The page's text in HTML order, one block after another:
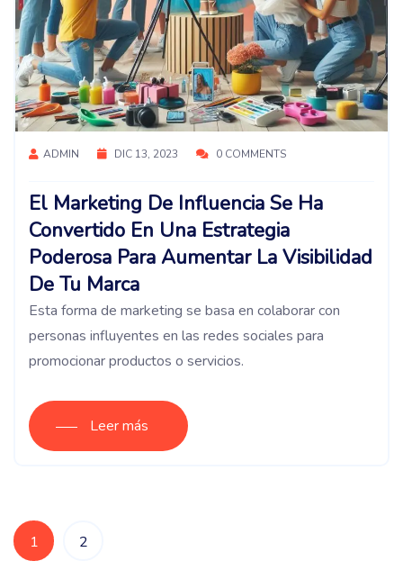
ADMIN DIC 13, 2023 0 COMMENTS
El Marketing De Influencia Se Ha
Convertido En Una Estrategia
Poderosa Para Aumentar La Visibilidad
De Tu Marca
Esta forma de marketing se basa en colaborar con
personas influyentes en las redes sociales para
promocionar productos o servicios.
Leer más
1 2